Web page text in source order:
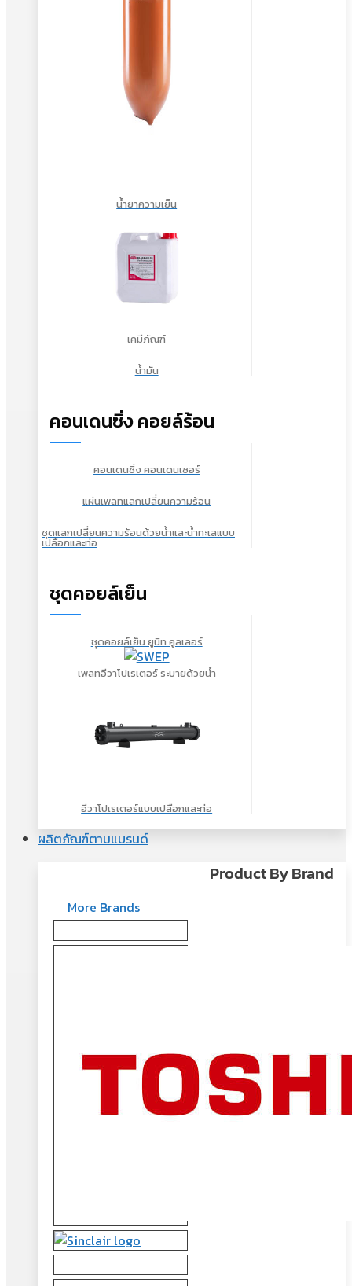
น้ำยาความเย็น
เคมีภัณฑ์
น้ำมัน
คอนเดนซิ่ง คอยล์ร้อน
คอนเดนซิ่ง คอนเดนเซอร์
แผ่นเพลทแลกเปลี่ยนความร้อน
ชุดแลกเปลี่ยนความร้อนด้วยน้ำและน้ำทะเลแบบ
เปลือกและท่อ
ชุดคอยล์เย็น
ชุดคอยล์เย็น ยูนิท คูลเลอร์
เพลทอีวาโปเรเตอร์ ระบายด้วยน้ำ
อีวาโปเรเตอร์แบบเปลือกและท่อ
ผลิตภัณฑ์ตามแบรนด์
Product By Brand
More Brands